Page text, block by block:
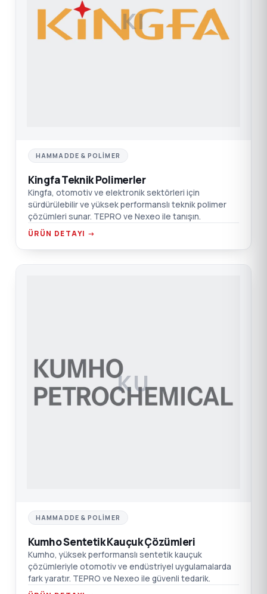
KI
HAMMADDE & POLIMER
Kingfa Teknik Polimerler
Kingfa, otomotiv ve elektronik sektörleri için
sürdürülebilir ve yüksek performanslı teknik polimer
çözümleri sunar. TEPRO ve Nexeo ile tanışın.
ÜRÜN DETAYI →
KU
HAMMADDE & POLIMER
Kumho Sentetik Kauçuk Çözümleri
Kumho, yüksek performanslı sentetik kauçuk
çözümleriyle otomotiv ve endüstriyel uygulamalarda
fark yaratır. TEPRO ve Nexeo ile güvenli tedarik.